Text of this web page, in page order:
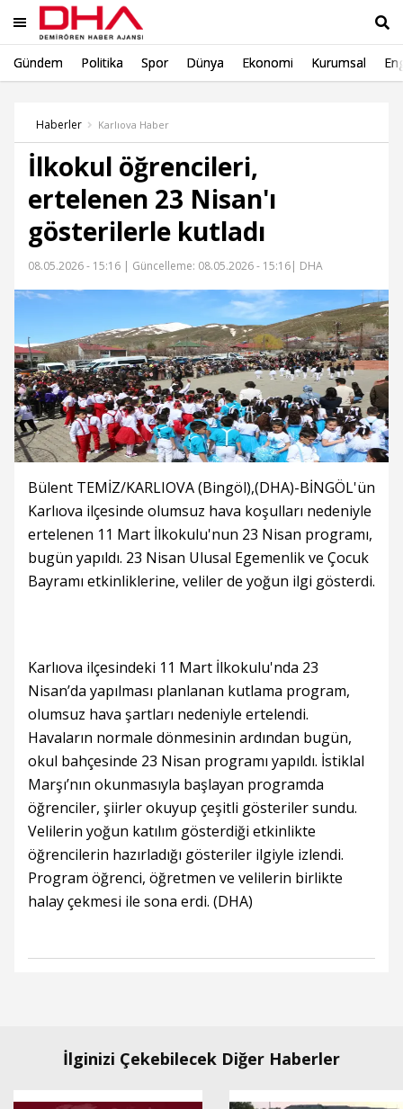
Gündem Politika Spor Dünya Ekonomi Kurumsal
Haberler Karlıova Haber
İlkokul öğrencileri,
ertelenen 23 Nisan'ı
gösterilerle kutladı
08.05.2026 - 15:16 | Güncelleme: 08.05.2026 - 15:16| DHA
Bülent TEMİZ/KARLIOVA (Bingöl),(DHA)-BİNGÖL'ün
Karlıova ilçesinde olumsuz hava koşulları nedeniyle
ertelenen 11 Mart İlkokulu'nun 23 Nisan programı,
bugün yapıldı. 23 Nisan Ulusal Egemenlik ve Çocuk
Bayramı etkinliklerine, veliler de yoğun ilgi gösterdi.
Karlıova ilçesindeki 11 Mart İlkokulu'nda 23
Nisan’da yapılması planlanan kutlama program,
olumsuz hava şartları nedeniyle ertelendi.
Havaların normale dönmesinin ardından bugün,
okul bahçesinde 23 Nisan programı yapıldı. İstiklal
Marşı’nın okunmasıyla başlayan programda
öğrenciler, şiirler okuyup çeşitli gösteriler sundu.
Velilerin yoğun katılım gösterdiği etkinlikte
öğrencilerin hazırladığı gösteriler ilgiyle izlendi.
Program öğrenci, öğretmen ve velilerin birlikte
halay çekmesi ile sona erdi. (DHA)
İlginizi Çekebilecek Diğer Haberler